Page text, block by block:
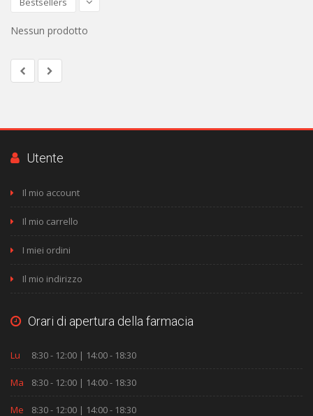
Nessun prodotto
Utente
Il mio account
Il mio carrello
I miei ordini
Il mio indirizzo
Orari di apertura della farmacia
Lu 8:30 - 12:00 | 14:00 - 18:30
Ma 8:30 - 12:00 | 14:00 - 18:30
Me 8:30 - 12:00 | 14:00 - 18:30